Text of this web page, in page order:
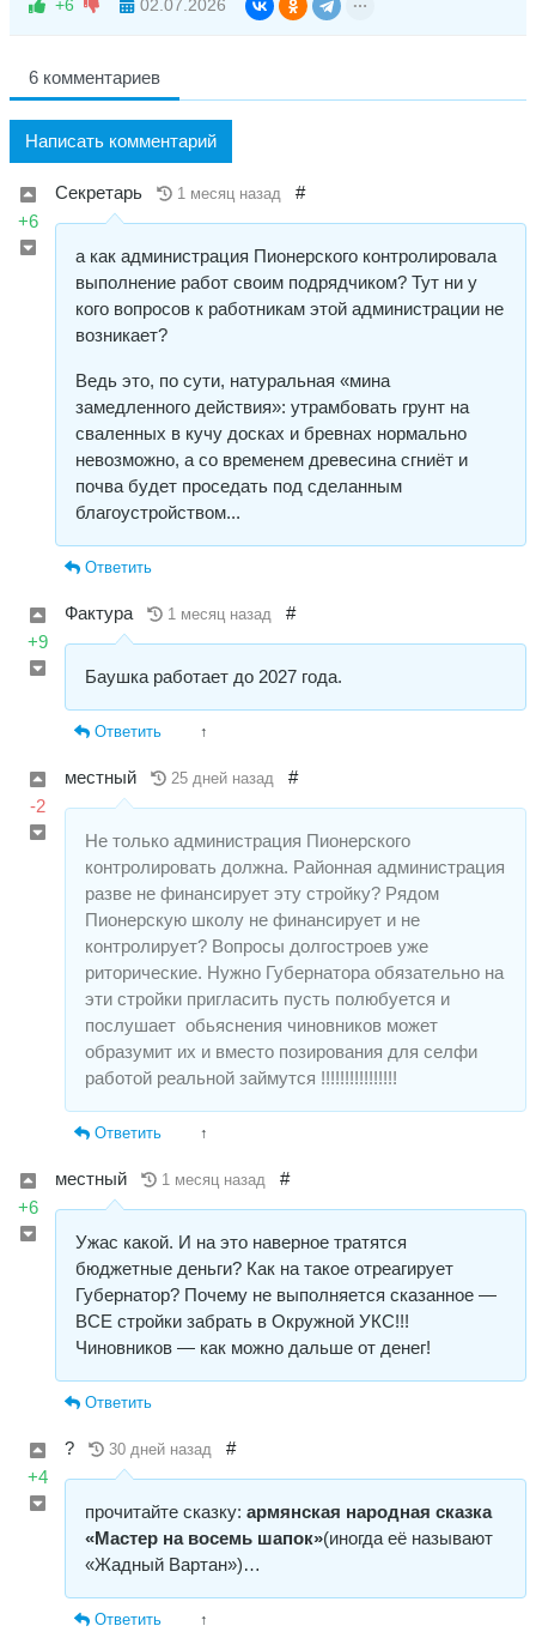
+6 02.07.2026
6 комментариев
Написать комментарий
+6
Секретарь 1 месяц назад #
а как администрация Пионерского контролировала
выполнение работ своим подрядчиком? Тут ни у
кого вопросов к работникам этой администрации не
возникает?
Ведь это, по сути, натуральная «мина
замедленного действия»: утрамбовать грунт на
сваленных в кучу досках и бревнах нормально
невозможно, а со временем древесина сгниёт и
почва будет проседать под сделанным
благоустройством...
Ответить
+9
Фактура 1 месяц назад #
Баушка работает до 2027 года.
Ответить ↑
-2
местный 25 дней назад #
Не только администрация Пионерского
контролировать должна. Районная администрация
разве не финансирует эту стройку? Рядом
Пионерскую школу не финансирует и не
контролирует? Вопросы долгостроев уже
риторические. Нужно Губернатора обязательно на
эти стройки пригласить пусть полюбуется и
послушает обьяснения чиновников может
образумит их и вместо позирования для селфи
работой реальной займутся !!!!!!!!!!!!!!!!
Ответить ↑
+6
местный 1 месяц назад #
Ужас какой. И на это наверное тратятся
бюджетные деньги? Как на такое отреагирует
Губернатор? Почему не выполняется сказанное —
ВСЕ стройки забрать в Окружной УКС!!!
Чиновников — как можно дальше от денег!
Ответить
+4
? 30 дней назад #
прочитайте сказку: армянская народная сказка
«Мастер на восемь шапок»(иногда её называют
«Жадный Вартан»)…
Ответить ↑